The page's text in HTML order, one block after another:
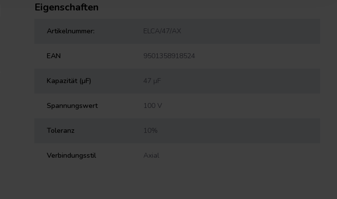
Eigenschaften
Artikelnummer: ELCA/47/AX
EAN 9501358918524
Kapazität (µF) 47 µF
Spannungswert 100 V
Toleranz 10%
Verbindungsstil Axial